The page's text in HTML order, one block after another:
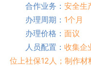
合作业务： 安全生
办理周期： 1个月
办理价格： 面议
人员配置： 收集企
位上社保12人；制作材